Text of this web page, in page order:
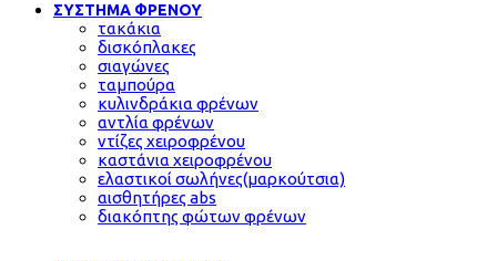
ΣΥΣΤΗΜΑ ΦΡΕΝΟΥ
τακάκια
δισκόπλακες
σιαγώνες
ταμπούρα
κυλινδράκια φρένων
αντλία φρένων
ντίζες χειροφρένου
καστάνια χειροφρένου
ελαστικοί σωλήνες(μαρκούτσια)
αισθητήρες abs
διακόπτης φώτων φρένων